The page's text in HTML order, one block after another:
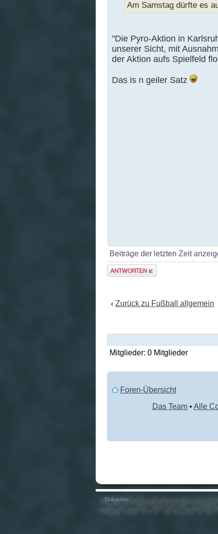
Am Samstag dürfte es
"Die Pyro-Aktion in
unserer Sicht, mit
der Aktion aufs Spielfeld
Das is n geiler Satz
Beiträge der letzten Zeit
Antwort
erstellen
Zurück zu Fußball allgemein
Mitglieder: 0 Mitglieder
Foren-Übersicht
Das Team • Alle
Einkaufen